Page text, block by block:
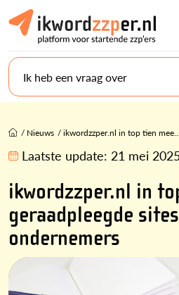
Ik heb een vraag over
/ Nieuws /ikwordzzper.nl in top tien mee...
Laatste update: 21 mei
ikwordzzper.nl in
geraadpleegde
ondernemers